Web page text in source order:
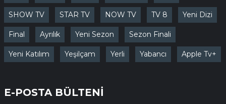
SHOW TV STAR TV NOW TV TV 8 Yeni Dizi
Final Ayrılık Yeni Sezon Sezon Finali
Yeni Katılım Yeşilçam Yerli Yabancı Apple Tv+
E-POSTA BÜLTENİ